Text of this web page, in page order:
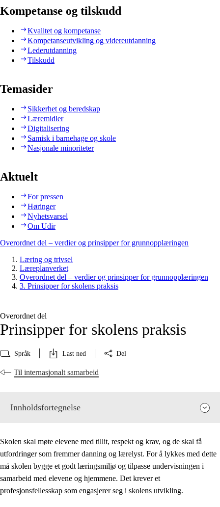
Kompetanse og tilskudd
Kvalitet og kompetanse
Kompetanseutvikling og videreutdanning
Lederutdanning
Tilskudd
Temasider
Sikkerhet og beredskap
Læremidler
Digitalisering
Samisk i barnehage og skole
Nasjonale minoriteter
Aktuelt
For pressen
Høringer
Nyhetsvarsel
Om Udir
Overordnet del – verdier og prinsipper for grunnopplæringen
Læring og trivsel
Læreplanverket
Overordnet del – verdier og prinsipper for grunnopplæringen
3. Prinsipper for skolens praksis
Overordnet del
Prinsipper for skolens praksis
Språk Last ned Del
Til internasjonalt samarbeid
Innholdsfortegnelse
Skolen skal møte elevene med tillit, respekt og krav, og de skal få
utfordringer som fremmer danning og lærelyst. For å lykkes med dette
må skolen bygge et godt læringsmiljø og tilpasse undervisningen i
samarbeid med elevene og hjemmene. Det krever et
profesjonsfellesskap som engasjerer seg i skolens utvikling.